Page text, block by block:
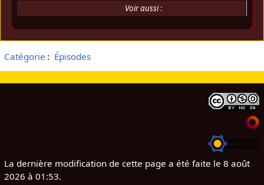
Voir aussi:
Catégorie : Épisodes
La dernière modification de cette page a été faite le 8 août
2026 à 01:53.